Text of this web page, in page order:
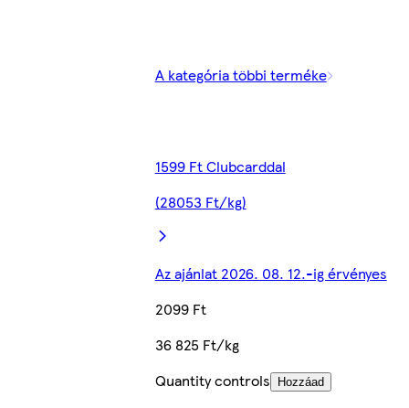
A kategória többi terméke
1599 Ft Clubcarddal
(28053 Ft/kg)
Az ajánlat 2026. 08. 12.-ig érvényes
2099 Ft
36 825 Ft/kg
Quantity controls
Hozzáad